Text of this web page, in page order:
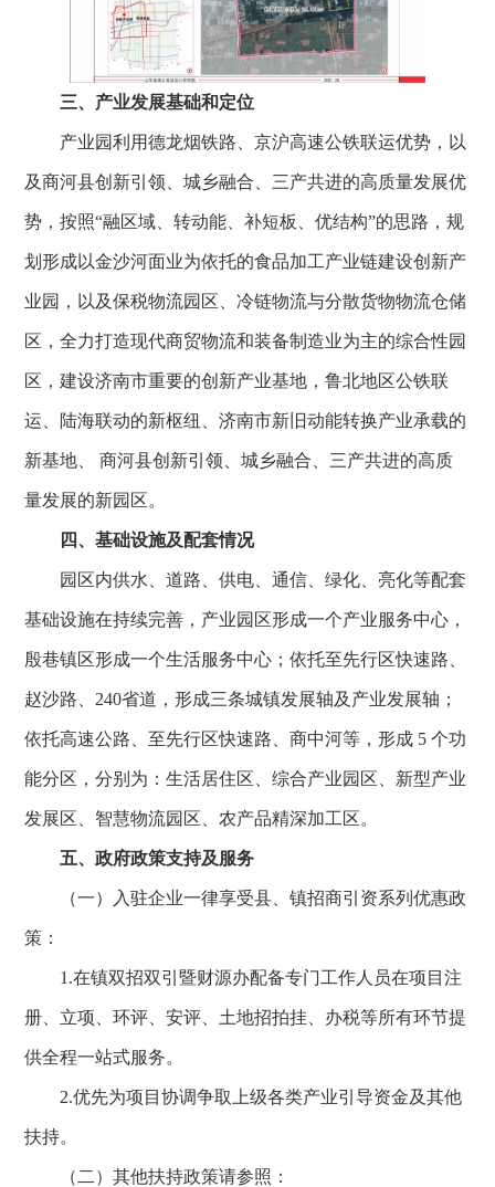
三、产业发展基础和定位
产业园利用德龙烟铁路、京沪高速公铁联运优势，以
及商河县创新引领、城乡融合、三产共进的高质量发展优
势，按照“融区域、转动能、补短板、优结构”的思路，规
划形成以金沙河面业为依托的食品加工产业链建设创新产
业园，以及保税物流园区、冷链物流与分散货物物流仓储
区，全力打造现代商贸物流和装备制造业为主的综合性园
区，建设济南市重要的创新产业基地，鲁北地区公铁联
运、陆海联动的新枢纽、济南市新旧动能转换产业承载的
新基地、 商河县创新引领、城乡融合、三产共进的高质
量发展的新园区。
四、基础设施及配套情况
园区内供水、道路、供电、通信、绿化、亮化等配套
基础设施在持续完善，产业园区形成一个产业服务中心，
殷巷镇区形成一个生活服务中心；依托至先行区快速路、
赵沙路、240省道，形成三条城镇发展轴及产业发展轴；
依托高速公路、至先行区快速路、商中河等，形成 5 个功
能分区，分别为：生活居住区、综合产业园区、新型产业
发展区、智慧物流园区、农产品精深加工区。
五、政府政策支持及服务
（一）入驻企业一律享受县、镇招商引资系列优惠政
策：
1.在镇双招双引暨财源办配备专门工作人员在项目注
册、立项、环评、安评、土地招拍挂、办税等所有环节提
供全程一站式服务。
2.优先为项目协调争取上级各类产业引导资金及其他
扶持。
（二）其他扶持政策请参照：